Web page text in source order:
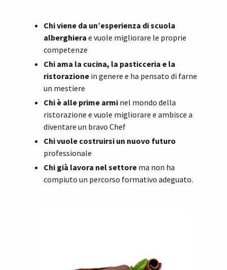
Chi viene da un’esperienza di scuola
alberghiera e vuole migliorare le proprie
competenze
Chi ama la cucina, la pasticceria e la
ristorazione in genere e ha pensato di farne
un mestiere
Chi è alle prime armi nel mondo della
ristorazione e vuole migliorare e ambisce a
diventare un bravo Chef
Chi vuole costruirsi un nuovo futuro
professionale
Chi già lavora nel settore ma non ha
compiuto un percorso formativo adeguato.